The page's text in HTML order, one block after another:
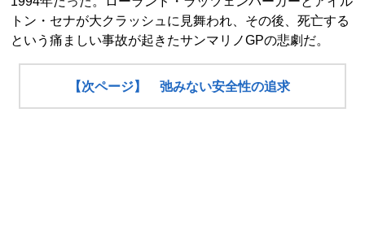
トン・セナが大クラッシュに見舞われ、その後、死亡する
という痛ましい事故が起きたサンマリノGPの悲劇だ。
【次ページ】 弛みない安全性の追求